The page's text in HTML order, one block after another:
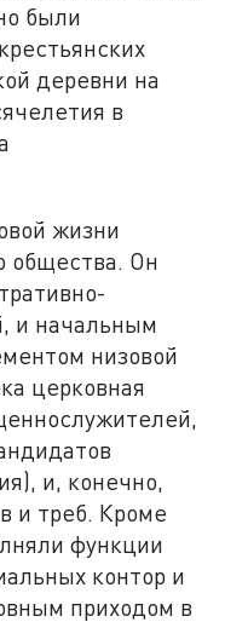
были
деревни на
в
жизни
общества. Он
и начальным
низовой
церковная
и, конечно,
и треб. Кроме
функции
контор и
приходом в